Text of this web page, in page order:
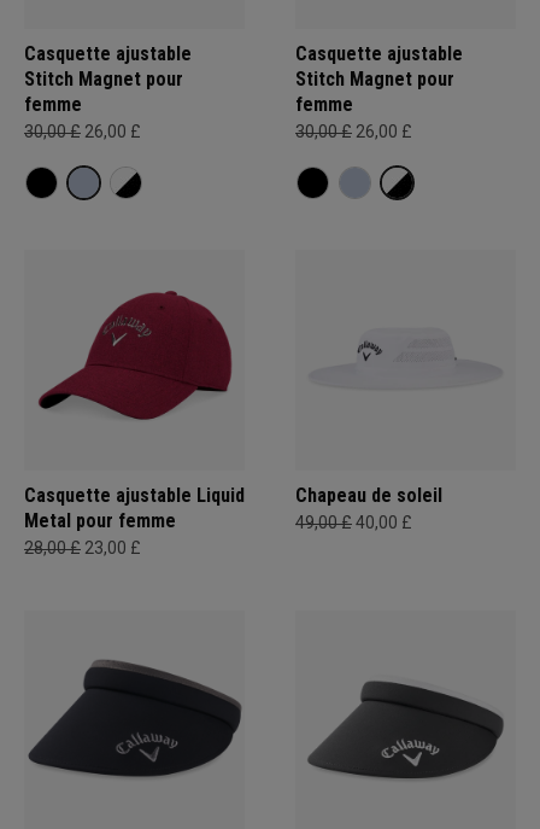
Casquette ajustable
Stitch Magnet pour
femme
30,00 £ 26,00 £
Casquette ajustable
Stitch Magnet pour
femme
30,00 £ 26,00 £
Casquette ajustable Liquid
Metal pour femme
28,00 £ 23,00 £
Chapeau de soleil
49,00 £40,00 £